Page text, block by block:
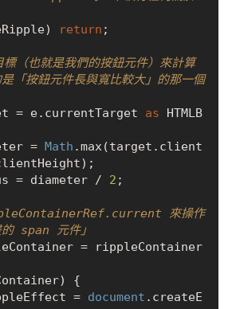
return ;
（也就是我們的按鈕元件）來計算
「按鈕元件長與寬比較大」的那一個
= e.currentTarget as HTMLB
= Math .max(target.client
= diameter / 2 ;
來操作
的 span 元件」
= rippleContainer
{
= document .createE